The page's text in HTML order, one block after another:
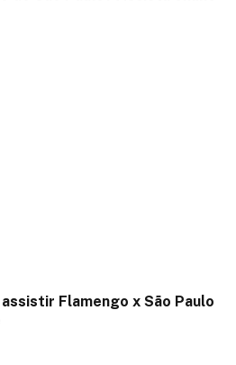
Flamengo x São Paulo